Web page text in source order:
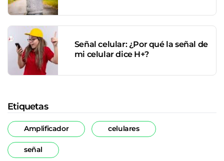
Señal celular: ¿Por qué la señal de
mi celular dice H+?
Etiquetas
Amplificador celulares
señal